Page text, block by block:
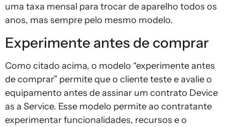
uma taxa mensal para trocar de aparelho todos os
anos, mas sempre pelo mesmo modelo.
Experimente antes de comprar
Como citado acima, o modelo “experimente antes
de comprar” permite que o cliente teste e avalie o
equipamento antes de assinar um contrato Device
as a Service. Esse modelo permite ao contratante
experimentar funcionalidades, recursos e o